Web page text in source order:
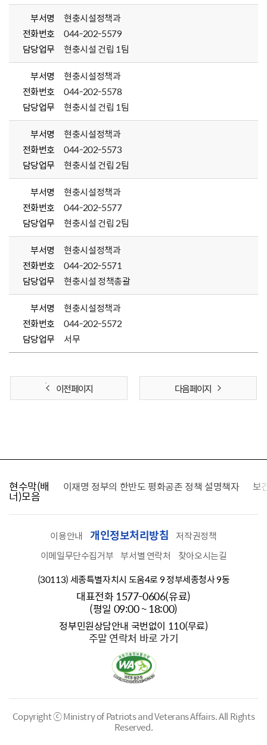
부서명
현충시설정책과
전화번호
044-202-5579
담당업무
현충시설 건립 1팀
부서명
현충시설정책과
전화번호
044-202-5578
담당업무
현충시설 건립 1팀
부서명
현충시설정책과
전화번호
044-202-5573
담당업무
현충시설 건립 2팀
부서명
현충시설정책과
전화번호
044-202-5577
담당업무
현충시설 건립 2팀
부서명
현충시설정책과
전화번호
044-202-5571
담당업무
현충시설 정책총괄
부서명
현충시설정책과
전화번호
044-202-5572
담당업무
서무
이전 페이지 다음 페이지
현수막(배
너)모음
찾습니다 이재명 정부의 한반도 평화공존 정책 설명책자 보
이용안내 개인정보처리방침
저작권정책
이메일무단수집거부 부서별 연락처
찾아오시는길
(30113) 세종특별자치시 도움4로 9 정부세종청사 9동
대표전화 1577-0606(유료)
(평일 09:00 ~ 18:00)
정부민원상담안내 국번없이 110(무료)
주말 연락처 바로 가기
Copyright ⓒ Ministry of Patriots and Veterans Affairs.All Rights
Reserved.